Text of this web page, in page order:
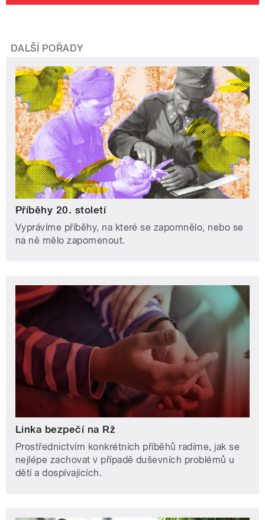
DALŠÍ POŘADY
Příběhy 20. století
Vyprávíme příběhy, na které se zapomnělo, nebo se
na ně mělo zapomenout.
Linka bezpečí na Rž
Prostřednictvím konkrétních příběhů radíme, jak se
nejlépe zachovat v případě duševních problémů u
dětí a dospívajících.